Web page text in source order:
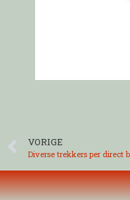
VORIGE